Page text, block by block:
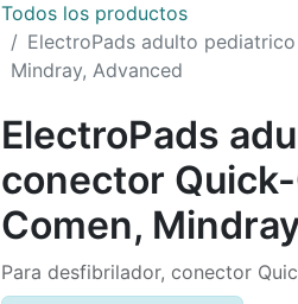
Todos los productos
ElectroPads adulto
Mindray, Advanced
ElectroPads
conector
Comen,
Para desfibrilador, conector